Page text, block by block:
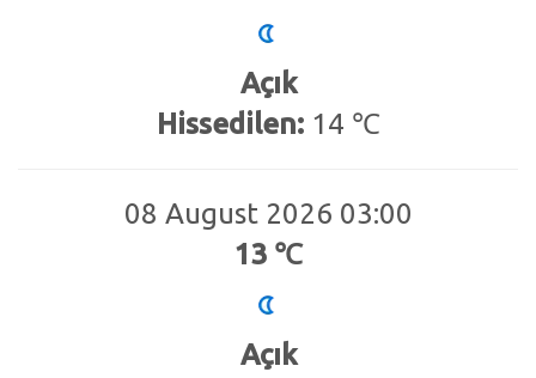
Açık
Hissedilen:14 ℃
08 August 2026 03:00
13 ℃
Açık